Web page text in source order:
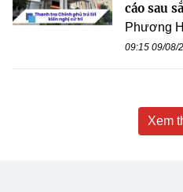
cáo sau
Phương
09:15 09/08/
Xem